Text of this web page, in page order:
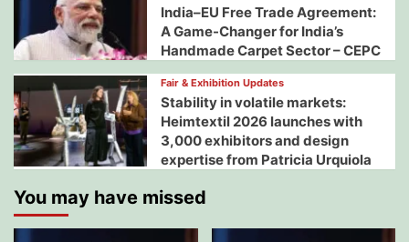
India–EU Free Trade Agreement:
A Game-Changer for India’s
Handmade Carpet Sector – CEPC
Fair & Exhibition Updates
Stability in volatile markets:
Heimtextil 2026 launches with
3,000 exhibitors and design
expertise from Patricia Urquiola
You may have missed